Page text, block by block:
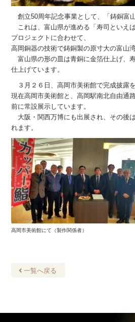
創立50周年記念事業として、「鋳銅富
これは、富山県が進める「寿司といえ
プロジェクトに合わせて、
高岡銅器の技術で鋳銅製の原寸大の富山
富山県の形の皿は青銅に金箔仕上げ、
仕上げています。
３月２６日、高岡市美術館で完成披露を
現在高岡市美術館と、高岡駅南北自由通
前に常設展示しています。
大阪・関西万博にも出展され、その後
れます。
高岡市美術館にて（製作関係者）
一覧へ戻る